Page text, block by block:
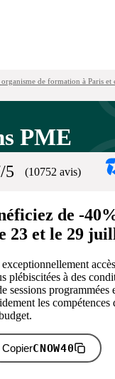
organisme de formation à Paris et
PME
/5 (10752 avis)
de -40
23 et le 29
plébiscitées à des
sessions programmées
les compétences
CopierCNOW40